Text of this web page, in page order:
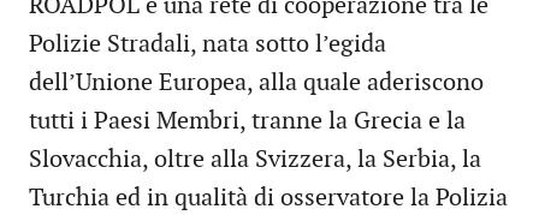
ROADPOL è una rete di cooperazione tra le
Polizie Stradali, nata sotto l’egida
dell’Unione Europea, alla quale aderiscono
tutti i Paesi Membri, tranne la Grecia e la
Slovacchia, oltre alla Svizzera, la Serbia, la
Turchia ed in qualità di osservatore la Polizia